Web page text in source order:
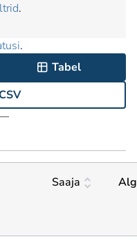
.
.
Tabel
Saaja